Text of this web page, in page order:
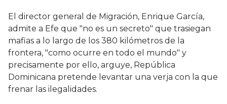
El director general de Migración, Enrique García,
admite a Efe que "no es un secreto" que trasiegan
mafias a lo largo de los 380 kilómetros de la
frontera, "como ocurre en todo el mundo" y
precisamente por ello, arguye, República
Dominicana pretende levantar una verja con la que
frenar las ilegalidades.